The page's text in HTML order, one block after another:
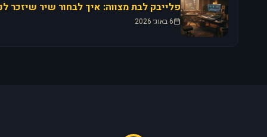
6 באוג׳ 2026